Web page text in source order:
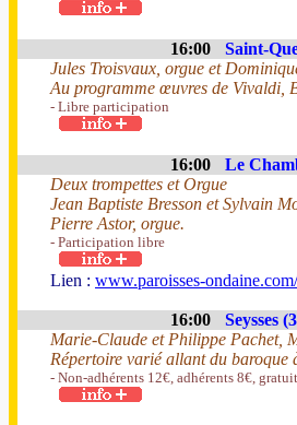
16:00 Saint-
Jules Troisvaux, orgue et
Au programme œuvres de Vivaldi,
- Libre participation
16:00 Le
Deux trompettes et Orgue
Jean Baptiste Bresson et Sylvain
Pierre Astor, orgue.
- Participation libre
Lien : www.paroisses-ondaine.com/
16:00 Seysses
Marie-Claude et Philippe Pachet,
Répertoire varié allant du baroque
- Non-adhérents 12€, adhérents 8€,